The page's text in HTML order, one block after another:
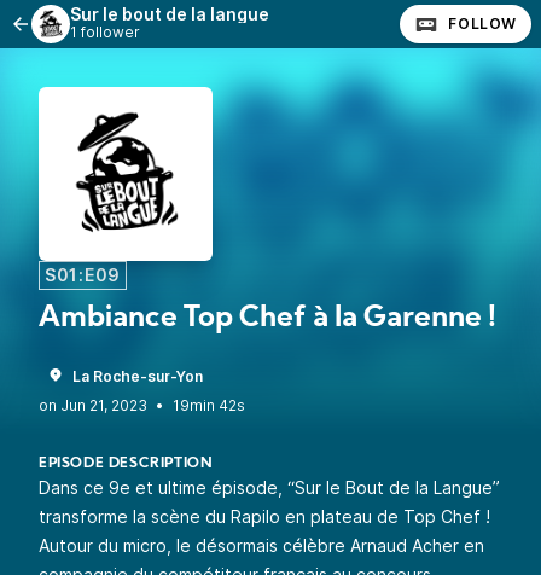
Sur le bout de la langue
1 follower FOLLOW
S01:E09
Ambiance Top Chef à la Garenne !
La Roche-sur-Yon
•
19min 42s
EPISODE DESCRIPTION
Dans ce 9e et ultime épisode, “Sur le Bout de la Langue”
transforme la scène du Rapilo en plateau de Top Chef !
Autour du micro, le désormais célèbre Arnaud Acher en